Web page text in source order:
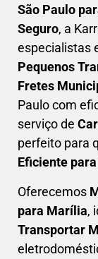
São Paulo
Seguro, a
especialistas
Pequenos
Fretes
Paulo com
serviço de C
perfeito para
Eficiente
Oferecemos
para Marília,
Transportar